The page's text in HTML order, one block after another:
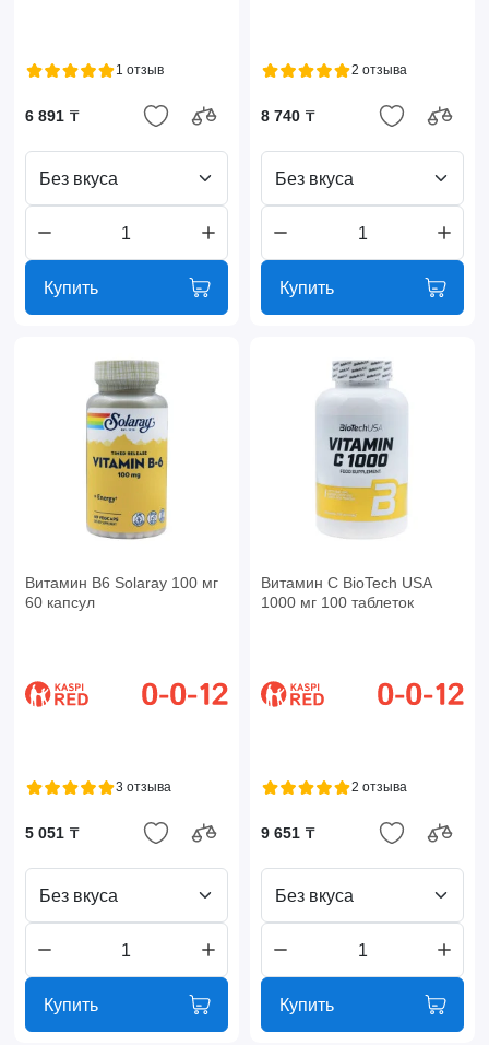
1 отзыв
6 891 ₸
Без вкуса
Купить
2 отзыва
8 740 ₸
Без вкуса
Купить
Витамин B6 Solaray 100 мг
60 капсул
3 отзыва
5 051 ₸
Без вкуса
Купить
Витамин C BioTech USA
1000 мг 100 таблеток
2 отзыва
9 651 ₸
Без вкуса
Купить